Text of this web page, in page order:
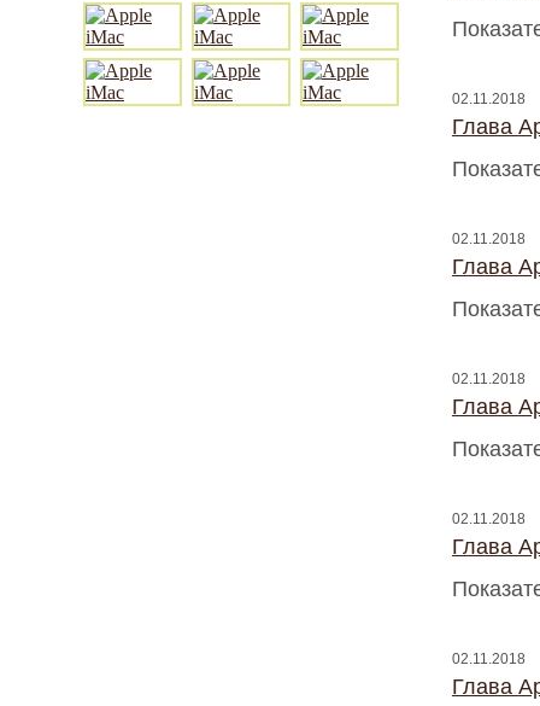
02.11.2018
Глава
02.11.2018
Глава
02.11.2018
Глава
02.11.2018
Глава
02.11.2018
Глава